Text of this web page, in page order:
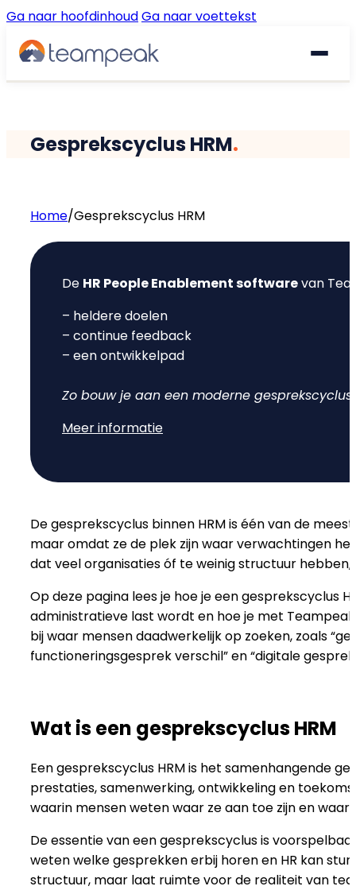
Ga naar hoofdinhoudGa naar voettekst
Platform
360° Feedback
Pulse Surveys
GROEI & INZICHT
HR Analytics NIEUW
AI Coach Talli
Alle features bekijken
Resources
Klantverhalen
Blog
Brochure
Contact
Gesprekscyclus HRM.
Home/Gesprekscyclus HRM
De HR People Enablement softwarevan
– heldere doelen
– continue feedback
– een ontwikkelpad
Zo bouw je aan een moderne
Meer informatie
De gesprekscyclus binnen HRM is één van de
maar omdat ze de plek zijn waar verwachtingen
dat veel organisaties óf te weinig structuur
Op deze pagina lees je hoe je een gesprekscyclus
administratieve last wordt en hoe je met
bij waar mensen daadwerkelijk op zoeken, zoals
functioneringsgesprek verschil” en “digitale
Wat is een gesprekscyclus HRM
Een gesprekscyclus HRM is het samenhangende
prestaties, samenwerking, ontwikkeling en
waarin mensen weten waar ze aan toe zijn en
De essentie van een gesprekscyclus is
weten welke gesprekken erbij horen en HR kan
structuur, maar laat ruimte voor de realiteit van